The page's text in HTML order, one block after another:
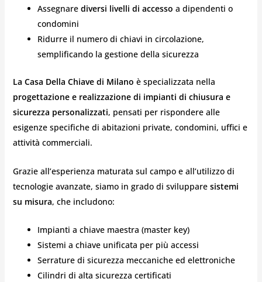
Assegnare diversi livelli di accesso a dipendenti o
condomini
Ridurre il numero di chiavi in circolazione,
semplificando la gestione della sicurezza
La Casa Della Chiave di Milano è specializzata nella
progettazione e realizzazione di impianti di chiusura e
sicurezza personalizzati, pensati per rispondere alle
esigenze specifiche di abitazioni private, condomini, uffici e
attività commerciali.
Grazie all’esperienza maturata sul campo e all’utilizzo di
tecnologie avanzate, siamo in grado di sviluppare sistemi
su misura, che includono:
Impianti a chiave maestra (master key)
Sistemi a chiave unificata per più accessi
Serrature di sicurezza meccaniche ed elettroniche
Cilindri di alta sicurezza certificati